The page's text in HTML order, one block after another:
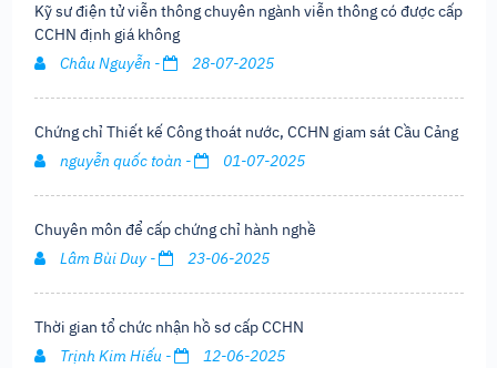
Kỹ sư điện tử viễn thông chuyên ngành viễn thông có được cấp
CCHN định giá không
Châu Nguyễn -
28-07-2025
Chứng chỉ Thiết kế Công thoát nước, CCHN giam sát Cầu Cảng
nguyễn quốc toàn -
01-07-2025
Chuyên môn để cấp chứng chỉ hành nghề
Lâm Bùi Duy -
23-06-2025
Thời gian tổ chức nhận hồ sơ cấp CCHN
Trịnh Kim Hiếu -
12-06-2025